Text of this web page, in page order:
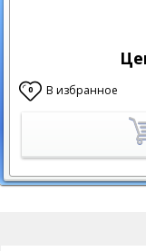
0 В избранное